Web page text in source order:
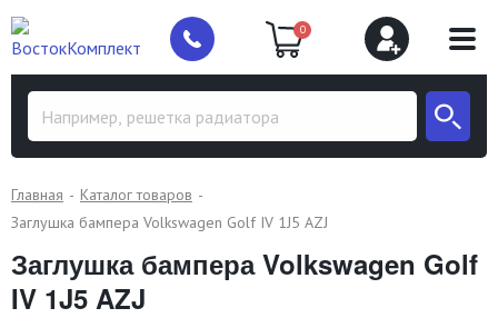
0
Главная
Каталог товаров
Заглушка бампера Volkswagen Golf IV 1J5 AZJ
Заглушка бампера Volkswagen Golf
IV 1J5 AZJ